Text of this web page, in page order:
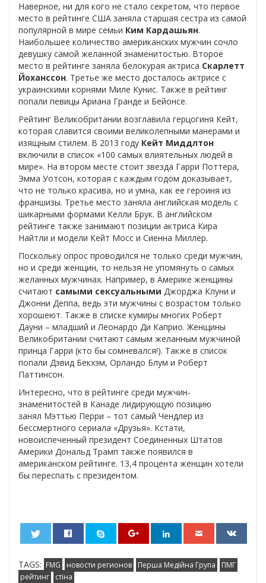
Наверное, ни для кого не стало секретом, что первое
место в рейтинге США заняла старшая сестра из самой
популярной в мире семьи Ким Кардашьян.
Наибольшее количество американских мужчин сочло
девушку самой желанной знаменитостью. Второе
место в рейтинге заняла белокурая актриса Скарлетт
Йоханссон. Третье же место досталось актрисе с
украинскими корнями Миле Кунис. Также в рейтинг
попали певицы Ариана Гранде и Бейонсе.
Рейтинг Великобритании возглавила герцогиня Кейт,
которая славится своими великолепными манерами и
изящным стилем. В 2013 году Кейт Миддлтон
включили в список «100 самых влиятельных людей в
мире». На втором месте стоит звезда Гарри Поттера,
Эмма Уотсон, которая с каждым годом доказывает,
что не только красива, но и умна, как ее героиня из
франшизы. Третье место заняла английская модель с
шикарными формами Келли Брук. В английском
рейтинге также занимают позиции актриса Кира
Найтли и модели Кейт Мосс и Сиенна Миллер.
Поскольку опрос проводился не только среди мужчин,
но и среди женщин, то нельзя не упомянуть о самых
желанных мужчинах. Например, в Америке женщины
считают самыми сексуальными Джорджа Клуни и
Джонни Деппа, ведь эти мужчины с возрастом только
хорошеют. Также в списке кумиры многих Роберт
Дауни – младший и Леонардо Ди Каприо. Женщины
Великобритании считают самым желанным мужчиной
принца Гарри (кто бы сомневался!). Также в список
попали Дэвид Бекхэм, Орландо Блум и Роберт
Паттинсон.
Интересно, что в рейтинге среди мужчин-
знаменитостей в Канаде лидирующую позицию
занял Мэттью Перри – тот самый Чендлер из
бессмертного сериала «Друзья». Кстати,
новоиспеченный президент Соединенных Штатов
Америки Дональд Трамп также появился в
американском рейтинге. 13,4 процента женщин хотели
бы переспать с президентом.
TAGS: FMG новости регионов Перша Медійна Група
ПМГ
рейтинг
стіна